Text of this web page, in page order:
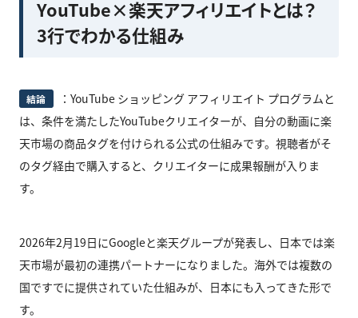
YouTube×楽天アフィリエイトとは？
3行でわかる仕組み
結論
：YouTube ショッピング アフィリエイト プログラムと
は、条件を満たしたYouTubeクリエイターが、自分の動画に楽
天市場の商品タグを付けられる公式の仕組みです。視聴者がそ
のタグ経由で購入すると、クリエイターに成果報酬が入りま
す。
2026年2月19日にGoogleと楽天グループが発表し、日本では楽
天市場が最初の連携パートナーになりました。海外では複数の
国ですでに提供されていた仕組みが、日本にも入ってきた形で
す。